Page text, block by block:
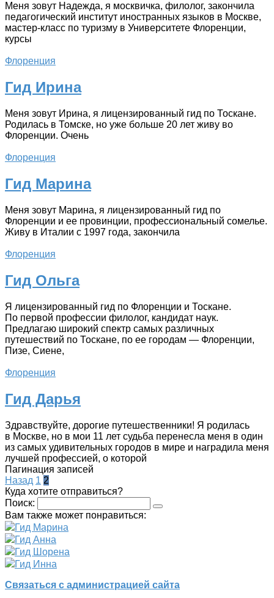
Меня зовут Надежда, я москвичка, филолог, закончила
педагогический институт иностранных языков в Москве,
мастер-класс по туризму в Университете Флоренции,
курсы
Флоренция
Гид Ирина
Меня зовут Ирина, я лицензированный гид по Тоскане.
Родилась в Томске, но уже больше 20 лет живу во
Флоренции. Очень
Флоренция
Гид Марина
Меня зовут Марина, я лицензированный гид по
Флоренции и ее провинции, профессиональный сомелье.
Живу в Италии с 1997 года, закончила
Флоренция
Гид Ольга
Я лицензированный гид по Флоренции и Тоскане.
По первой профессии филолог, кандидат наук.
Предлагаю широкий спектр самых различных
путешествий по Тоскане, по ее городам — Флоренции,
Пизе, Сиене,
Флоренция
Гид Дарья
Здравствуйте, дорогие путешественники! Я родилась
в Москве, но в мои 11 лет судьба перенесла меня в один
из самых удивительных городов в мире и наградила меня
лучшей профессией, о которой
Пагинация записей
Назад 1 2
Куда хотите отправиться?
Поиск:
Вам также может понравиться:
Гид Марина
Гид Анна
Гид Шорена
Гид Инна
Связаться с администрацией сайта